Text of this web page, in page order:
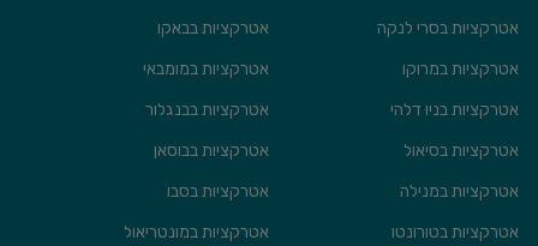
אטרקציות בסרי לנקה
אטרקציות בבאקו
אטרקציות במרוקו
אטרקציות במומבאי
אטרקציות בניו דלהי
אטרקציות בבנגלור
אטרקציות בסיאול
אטרקציות בבוסאן
אטרקציות במנילה
אטרקציות בסבו
אטרקציות בטורונטו
אטרקציות במונטריאול